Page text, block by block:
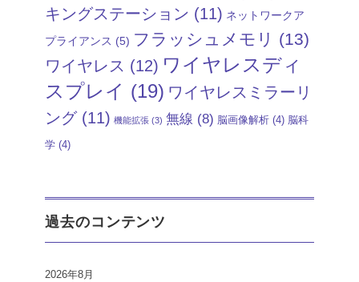
キングステーション (11) ネットワークア
プライアンス (5) フラッシュメモリ (13)
ワイヤレス (12) ワイヤレスディ
スプレイ (19) ワイヤレスミラーリ
ング(11) 機能拡張 (3) 無線 (8) 脳画像解析 (4) 脳科
学 (4)
過去のコンテンツ
2026年8月